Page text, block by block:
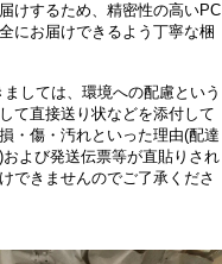
けするため、精密性の高いPC
にお届けできるよう丁寧な梱
しては、環境への配慮という
て直接送り状などを添付して
・傷・汚れといった理由(配達
よび発送伝票等が直貼りされ
できませんのでご了承くださ